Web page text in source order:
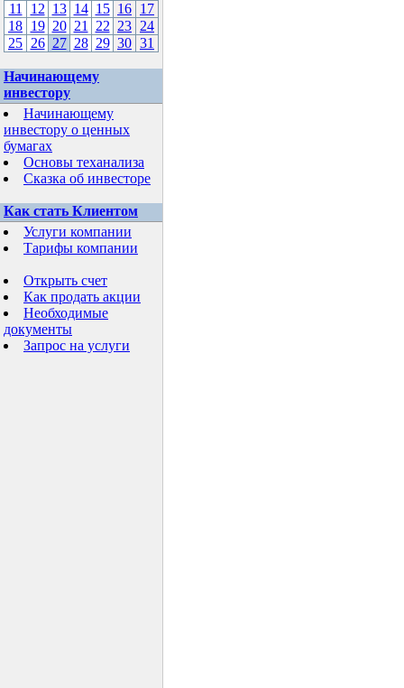
11
12 13 14 15 16 17
18 19 20 21 22 23 24
25 26 27 28 29 30 31
Начинающему
инвестору
Начинающему
инвестору о ценных
бумагах
Основы теханализа
Сказка об инвесторе
Как стать Клиентом
Услуги компании
Тарифы компании
Открыть счет
Как продать акции
Необходимые
документы
Запрос на услуги